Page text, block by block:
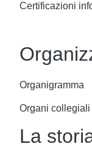
Certificazioni
Organigramma
Organi collegiali
La